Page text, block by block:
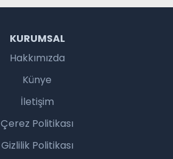
KURUMSAL
Hakkımızda
Künye
İletişim
Çerez Politikası
Gizlilik Politikası